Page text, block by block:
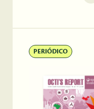
PERIÓDICO